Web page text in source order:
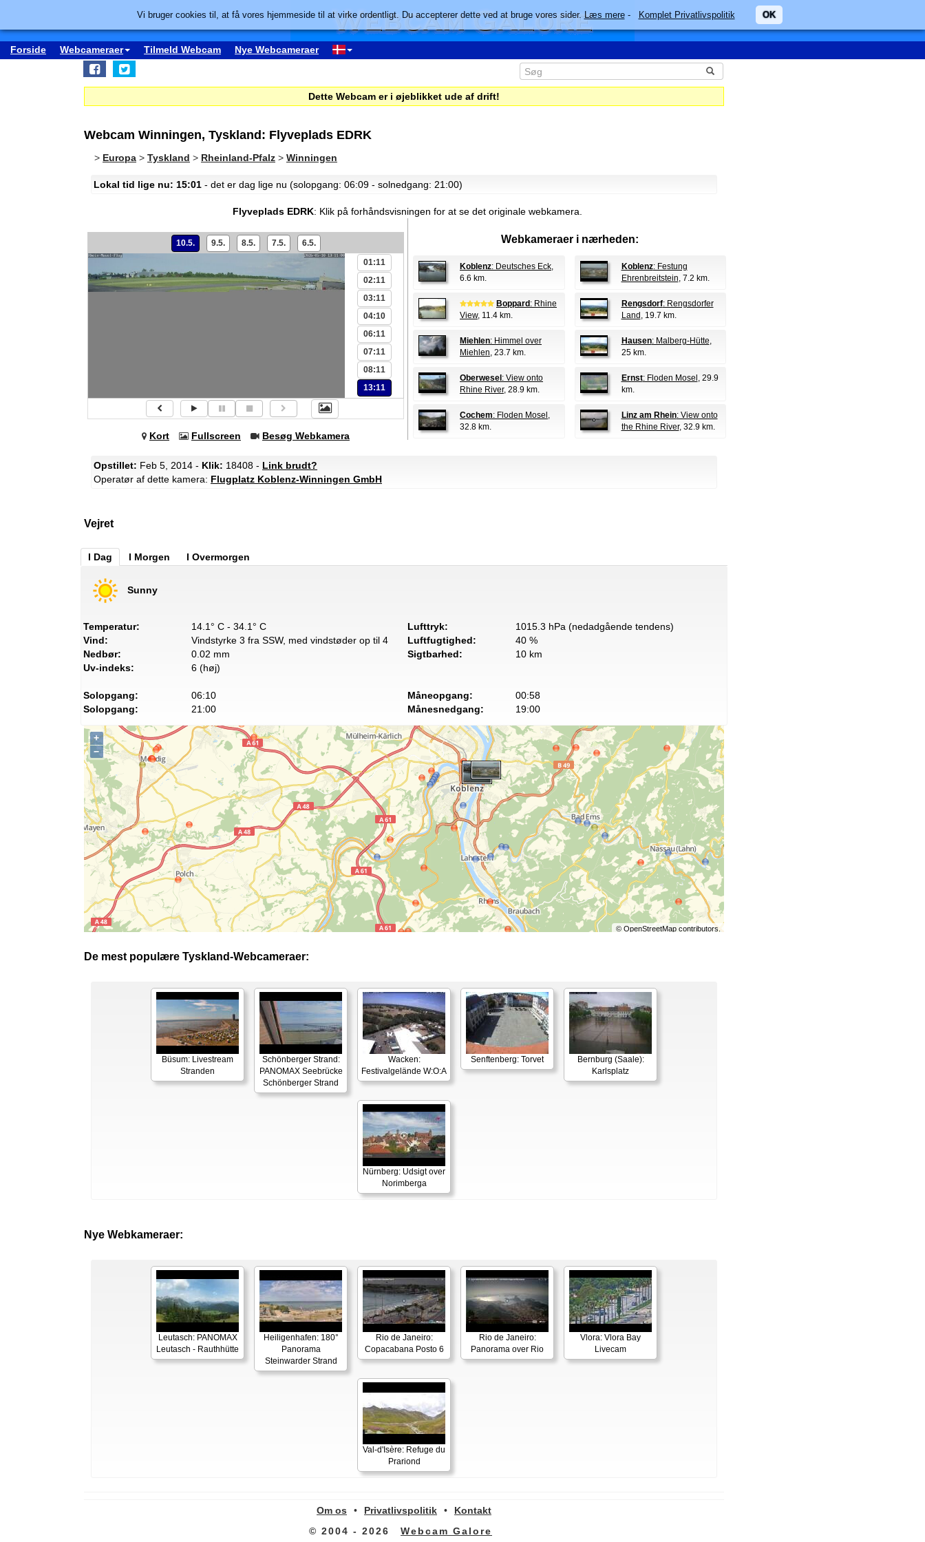
Forside Webcameraer Tilmeld Webcam Nye Webcameraer
Dette Webcam er i øjeblikket ude af drift!
Webcam Winningen, Tyskland: Flyveplads EDRK
> Europa > Tyskland > Rheinland-Pfalz > Winningen
Lokal tid lige nu: 15:01 - det er dag lige nu (solopgang: 06:09 - solnedgang: 21:00)
Flyveplads EDRK: Klik på forhåndsvisningen for at se det originale webkamera.
10.5. 9.5. 8.5. 7.5. 6.5.
01:11
02:11
03:11
04:10
06:11
07:11
08:11
13:11
Kort Fullscreen Besøg Webkamera
Webkameraer i nærheden:
Koblenz: Deutsches Eck,
6.6 km.
Koblenz: Festung
Ehrenbreitstein, 7.2 km.
Boppard : Rhine
View, 11.4 km.
Rengsdorf: Rengsdorfer
Land , 19.7 km.
Miehlen: Himmel over
Miehlen, 23.7 km.
Hausen: Malberg-Hütte,
25 km.
Oberwesel : View onto
Rhine River, 28.9 km.
Ernst: Floden Mosel , 29.9
km.
Cochem: Floden Mosel ,
32.8 km.
Linz am Rhein: View onto
the Rhine River, 32.9 km.
Opstillet: Feb 5, 2014 - Klik: 18408 - Link brudt?
Operatør af dette kamera: Flugplatz Koblenz-Winningen GmbH
Vejret
I Dag I Morgen I Overmorgen
Sunny
Temperatur:
14.1° C - 34.1° C
Vind:
Vindstyrke 3 fra SSW, med vindstøder op til 4
Nedbør:
0.02 mm
Uv-indeks:
6 (høj)
Lufttryk:
1015.3 hPa (nedadgående tendens)
Luftfugtighed:
40 %
Sigtbarhed:
10 km
Solopgang:
06:10
Solopgang:
21:00
Måneopgang:
00:58
Månesnedgang:
19:00
+
−
© OpenStreetMapcontributors.
De mest populære Tyskland-Webcameraer:
Büsum: Livestream
Stranden
Schönberger Strand:
PANOMAX Seebrücke
Schönberger Strand
Wacken:
Festivalgelände W:O:A
Senftenberg: Torvet
Bernburg (Saale):
Karlsplatz
Nürnberg: Udsigt over
Norimberga
Nye Webkameraer:
Leutasch: PANOMAX
Leutasch - Rauthhütte
Heiligenhafen: 180°
Panorama
Steinwarder Strand
Rio de Janeiro:
Copacabana Posto 6
Rio de Janeiro:
Panorama over Rio
Vlora: Vlora Bay
Livecam
Val-d'Isère: Refuge du
Prariond
Om os • Privatlivspolitik •
Kontakt
© 2004 - 2026
Webcam Galore
Vi bruger cookies til, at få vores hjemmeside til at virke ordentligt. Du accepterer dette ved at bruge vores sider.Læs mere- Komplet Privatlivspolitik OK